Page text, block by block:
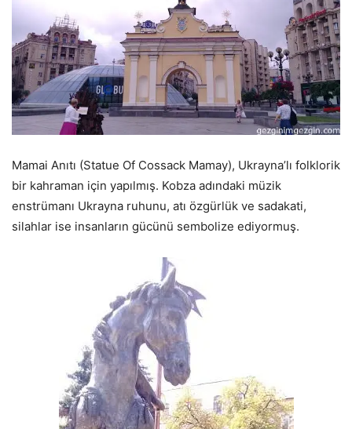
Mamai Anıtı (Statue Of Cossack Mamay), Ukrayna’lı folklorik
bir kahraman için yapılmış. Kobza adındaki müzik
enstrümanı Ukrayna ruhunu, atı özgürlük ve sadakati,
silahlar ise insanların gücünü sembolize ediyormuş.